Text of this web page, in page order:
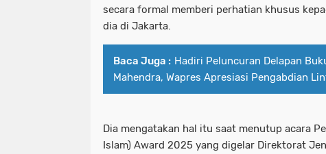
secara formal memberi perhatian khusus
dia di Jakarta.
Baca Juga : Hadiri Peluncuran Delapan
Mahendra, Wapres Apresiasi Pengabdian
Dia mengatakan hal itu saat menutup acara
Islam) Award 2025 yang digelar Direktorat